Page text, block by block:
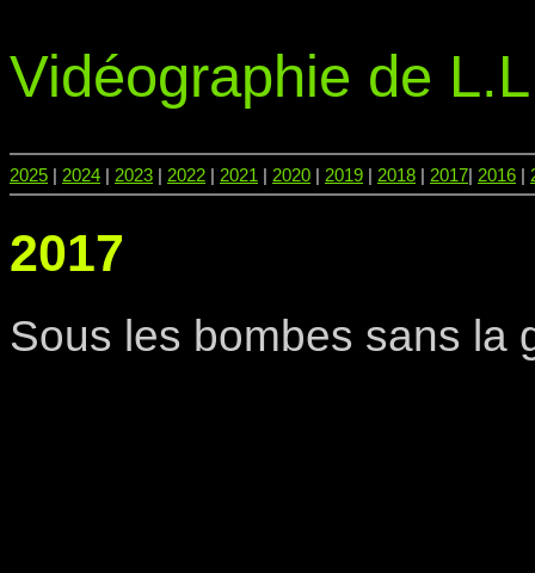
Vidéographie de
2025 | 2024 | 2023 | 2022 | 2021 | 2020 | 2019 | 2018 | 2017| 2016 |
2017
Sous les bombes sans la